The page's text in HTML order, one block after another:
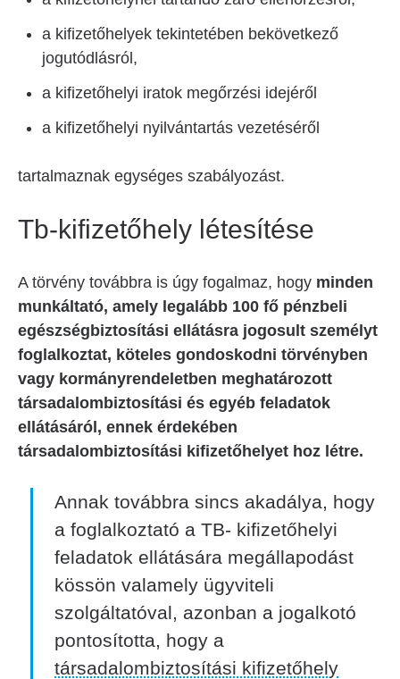
a kifizetőhelyek tekintetében bekövetkező
jogutódlásról,
a kifizetőhelyi iratok megőrzési idejéről
a kifizetőhelyi nyilvántartás vezetéséről
tartalmaznak egységes szabályozást.
Tb-kifizetőhely létesítése
A törvény továbbra is úgy fogalmaz, hogy minden
munkáltató, amely legalább 100 fő pénzbeli
egészségbiztosítási ellátásra jogosult személyt
foglalkoztat, köteles gondoskodni törvényben
vagy kormányrendeletben meghatározott
társadalombiztosítási és egyéb feladatok
ellátásáról, ennek érdekében
társadalombiztosítási kifizetőhelyet hoz létre.
Annak továbbra sincs akadálya, hogy
a foglalkoztató a TB- kifizetőhelyi
feladatok ellátására megállapodást
kössön valamely ügyviteli
szolgáltatóval, azonban a jogalkotó
pontosította, hogy a
társadalombiztosítási kifizetőhely